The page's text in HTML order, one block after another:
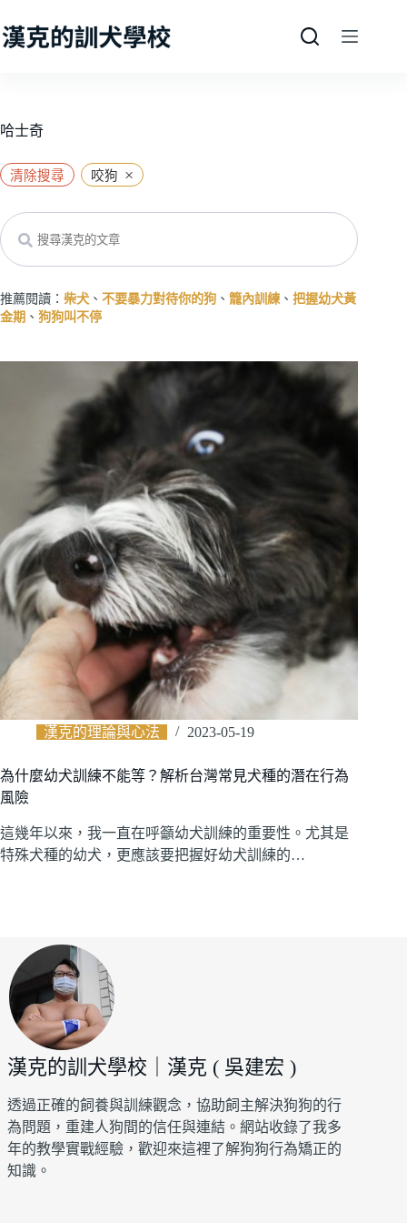
至
容
哈士奇
清除搜尋 咬狗 ×
Search
推薦閱讀： 柴犬 、 不要暴力對待你的狗 、 籠內訓練 、 把握幼犬黃
金期 、 狗狗叫不停
漢克的理論與心法 2023-05-19
為什麼幼犬訓練不能等？解析台灣常見犬種的潛在行為
風險
這幾年以來，我一直在呼籲幼犬訓練的重要性。尤其是
特殊犬種的幼犬，更應該要把握好幼犬訓練的…
漢克的訓犬學校｜漢克 ( 吳建宏 )
透過正確的飼養與訓練觀念，協助飼主解決狗狗的行
為問題，重建人狗間的信任與連結。網站收錄了我多
年的教學實戰經驗，歡迎來這裡了解狗狗行為矯正的
知識。